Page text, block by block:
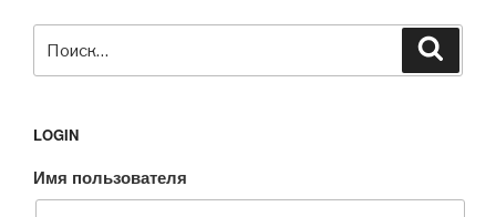
LOGIN
Имя пользователя